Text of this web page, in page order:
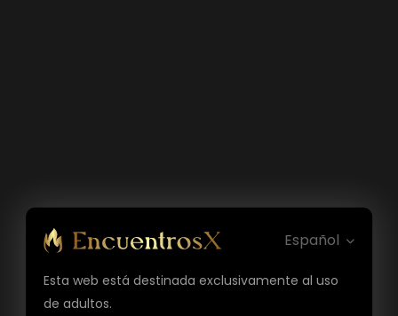
Español
Esta web está destinada exclusivamente al uso
de adultos.